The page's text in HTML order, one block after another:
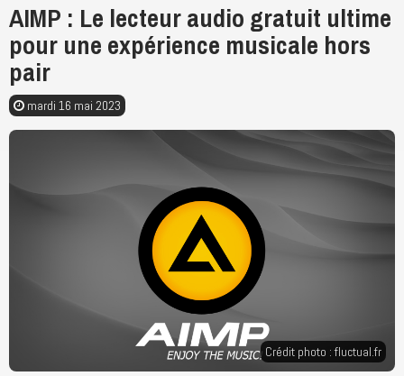
AIMP : Le lecteur audio gratuit ultime
pour une expérience musicale hors
pair
mardi 16 mai 2023
Crédit photo :fluctual.fr